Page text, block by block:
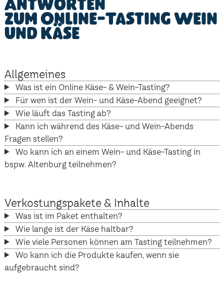
Antworten
zum Online-Tasting Wein
und Käse
Allgemeines
Was ist ein Online Käse- & Wein-Tasting?
Für wen ist der Wein- und Käse-Abend geeignet?
Wie läuft das Tasting ab?
Kann ich während des Käse- und Wein-Abends
Fragen stellen?
Wo kann ich an einem Wein- und Käse-Tasting in
bspw. Altenburg teilnehmen?
Verkostungspakete & Inhalte
Was ist im Paket enthalten?
Wie lange ist der Käse haltbar?
Wie viele Personen können am Tasting teilnehmen?
Wo kann ich die Produkte kaufen, wenn sie
aufgebraucht sind?